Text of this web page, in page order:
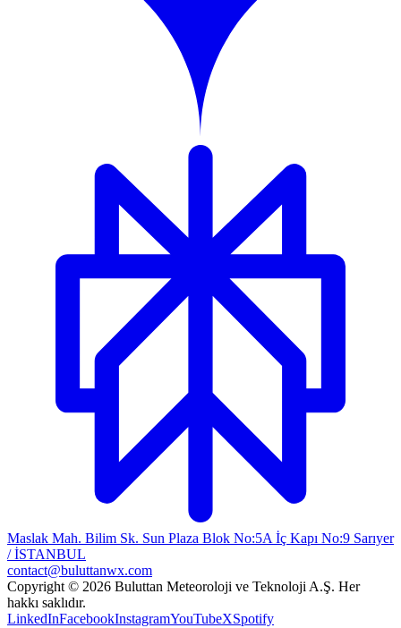
Maslak Mah. Bilim Sk. Sun Plaza Blok No:5A İç Kapı No:9 Sarıyer
/ İSTANBUL
contact@buluttanwx.com
Copyright © 2026 Buluttan Meteoroloji ve Teknoloji A.Ş. Her
hakkı saklıdır.
LinkedInFacebookInstagramYouTubeXSpotify